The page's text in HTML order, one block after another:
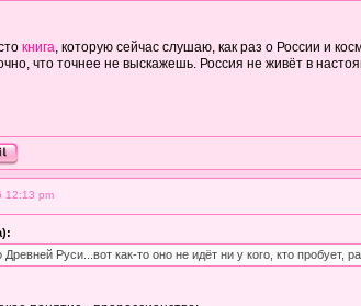
книга, которую сейчас слушаю, как раз о России и
что точнее не выскажешь. Россия не живёт в
12:13 pm
Руси...вот как-то оно не идёт ни у кого, кто пробует,